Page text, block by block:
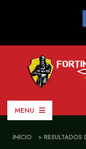
MENU
INICIO > RESULTADOS